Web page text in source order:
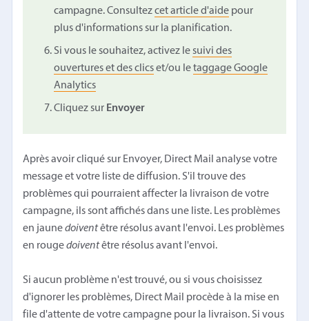
campagne. Consultezcet article d'aide pour
plus d'informations sur la planification.
Si vous le souhaitez, activez lesuivi des
ouvertures et des clicset/ou letaggage Google
Analytics
Cliquez sur Envoyer
Après avoir cliqué sur Envoyer, Direct Mail analyse votre
message et votre liste de diffusion. S'il trouve des
problèmes qui pourraient affecter la livraison de votre
campagne, ils sont affichés dans une liste. Les problèmes
en jaunedoiventêtre résolus avant l'envoi. Les problèmes
en rougedoiventêtre résolus avant l'envoi.
Si aucun problème n'est trouvé, ou si vous choisissez
d'ignorer les problèmes, Direct Mail procède à la mise en
file d'attente de votre campagne pour la livraison. Si vous